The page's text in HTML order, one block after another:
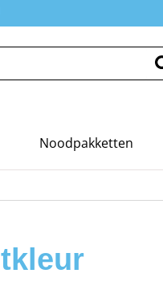
Noodpakketten